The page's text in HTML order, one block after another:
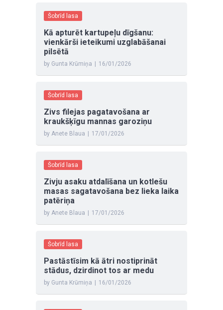
Šobrīd lasa
Kā apturēt kartupeļu dīgšanu:
vienkārši ieteikumi uzglabāšanai
pilsētā
by Gunta Krūmiņa 16/01/2026
Šobrīd lasa
Zivs filejas pagatavošana ar
kraukšķīgu mannas garoziņu
by Anete Blaua 17/01/2026
Šobrīd lasa
Zivju asaku atdalīšana un kotlešu
masas sagatavošana bez lieka laika
patēriņa
by Anete Blaua 17/01/2026
Šobrīd lasa
Pastāstīsim kā ātri nostiprināt
stādus, dzirdinot tos ar medu
by Gunta Krūmiņa 16/01/2026